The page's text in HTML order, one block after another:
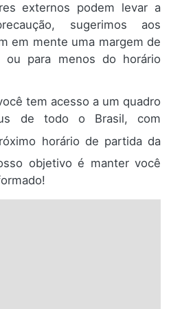
externos podem levar a
sugerimos aos
em mente uma margem de
ou para menos do horário
tem acesso a um quadro
de todo o Brasil, com
horário de partida da
objetivo é manter você